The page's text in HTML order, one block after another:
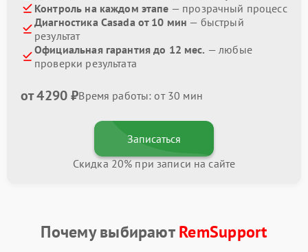
Контроль на каждом этапе — прозрачный процесс
Диагностика Casada от 10 мин — быстрый
результат
Официальная гарантия до 12 мес. — любые
проверки результата
от 4290 ₽Время работы: от 30 мин
Записаться
Скидка 20% при записи на сайте
Почему выбираютRemSupport